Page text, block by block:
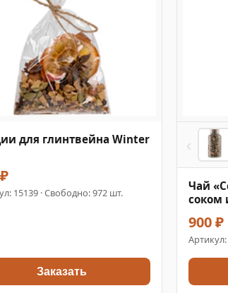
для глинтвейна Winter
15139 · Свободно: 972 шт.
Заказать
‹
Чай
соком
900 ₽
Артикул: